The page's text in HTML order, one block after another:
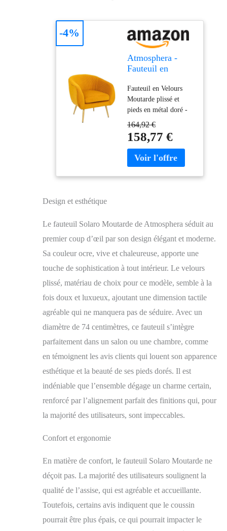
Atmosphera -
Fauteuil en
plissé H 78 cm
Solaro
Fauteuil en Velours
Moutarde plissé et
pieds en métal doré -
Atmosphera
Dimensions : L. 75 x
P. 70 x H. 78 cm -
Hauteur assise : 45 cm
- Matière du
des pieds : Fer -
Matière du
Polyuréthane - Coussin
déhoussable - Poids :
10,95 kg -
164,92 €
158,77 €
-4%
Design et esthétique
Le fauteuil Solaro Moutarde de Atmosphera séduit au
premier coup d’œil par son design élégant et moderne.
Sa couleur ocre, vive et chaleureuse, apporte une
touche de sophistication à tout intérieur. Le velours
plissé, matériau de choix pour ce modèle, semble à la
fois doux et luxueux, ajoutant une dimension tactile
agréable qui ne manquera pas de séduire. Avec un
diamètre de 74 centimètres, ce fauteuil s’intègre
parfaitement dans un salon ou une chambre, comme
en témoignent les avis clients qui louent son apparence
esthétique et la beauté de ses pieds dorés. Il est
indéniable que l’ensemble dégage un charme certain,
renforcé par l’alignement parfait des finitions qui, pour
la majorité des utilisateurs, sont impeccables.
Confort et ergonomie
En matière de confort, le fauteuil Solaro Moutarde ne
déçoit pas. La majorité des utilisateurs soulignent la
qualité de l’assise, qui est agréable et accueillante.
Toutefois, certains avis indiquent que le coussin
pourrait être plus épais, ce qui pourrait impacter le